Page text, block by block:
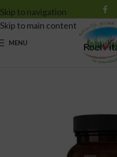
Skip to navigation
Skip to main content
MENU